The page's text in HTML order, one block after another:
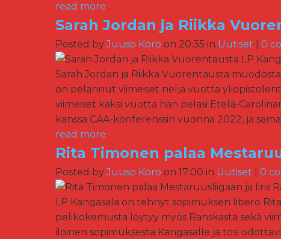
read more
Sarah Jordan ja Riikka
Posted byJuuso Koro on 20:35 in Uutiset 0
Sarah Jordan ja Riikka Vuorentausta
on pelannut viimeiset neljä vuotta
viimeiset kaksi vuotta hän pelasi Etelä-
kanssa CAA-konferenssin vuonna 2022, ja
read more
Rita Timonen palaa
Posted byJuuso Koro on 17:00 in Uutiset 0
LP Kangasala on tehnyt sopimuksen libero
pelikokemusta löytyy myös Ranskasta sekä
iloinen sopimuksesta Kangasalle ja tosi